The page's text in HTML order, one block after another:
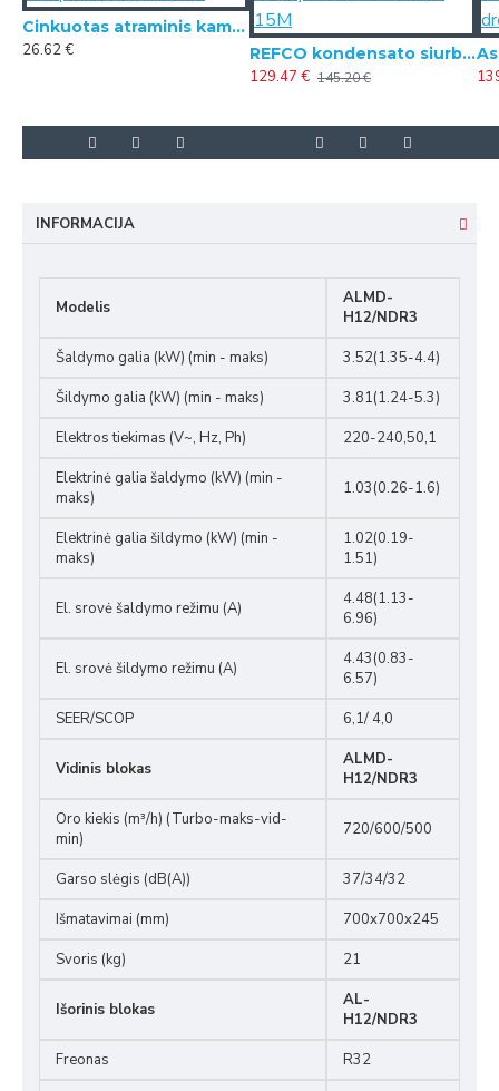
Cinkuotas atraminis kampas KOKA L-1000
26.62 €
REFCO kondensato siurblys VAMP-F 22L/H 15M
129.47 € 145.20 €
INFORMACIJA
Modelis
ALMD-
H12/NDR3
Šaldymo galia (kW) (min - maks)
3.52(1.35-4.4)
Šildymo galia (kW) (min - maks)
3.81(1.24-5.3)
Elektros tiekimas (V~, Hz, Ph)
220-240,50,1
Elektrinė galia šaldymo (kW) (min -
maks)
1.03(0.26-1.6)
Elektrinė galia šildymo (kW) (min -
maks)
1.02(0.19-
1.51)
El. srovė šaldymo režimu (A)
4.48(1.13-
6.96)
El. srovė šildymo režimu (A)
4.43(0.83-
6.57)
SEER/SCOP
6,1/ 4,0
Vidinis blokas
ALMD-
H12/NDR3
Oro kiekis (m³/h) (Turbo-maks-vid-
min)
720/600/500
Garso slėgis (dB(A))
37/34/32
Išmatavimai (mm)
700x700x245
Svoris (kg)
21
Išorinis blokas
AL-
H12/NDR3
Freonas
R32